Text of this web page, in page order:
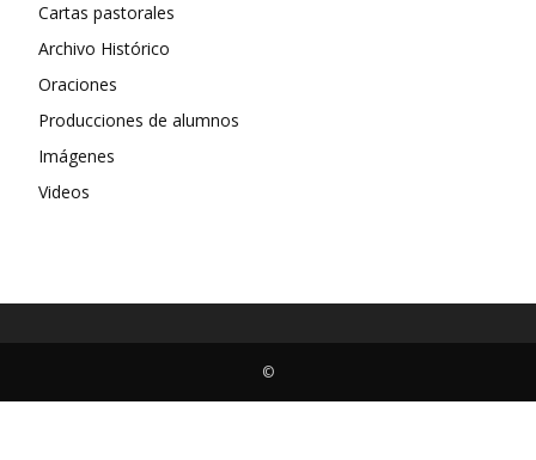
Cartas pastorales
Archivo Histórico
Oraciones
Producciones de alumnos
Imágenes
Videos
©